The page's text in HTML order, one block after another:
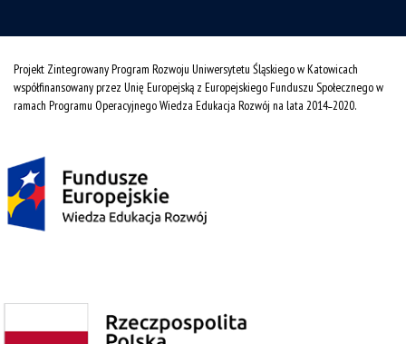
Projekt Zintegrowany Program Rozwoju Uniwersytetu Śląskiego w Katowicach
współfinansowany przez Unię Europejską z Europejskiego Funduszu Społecznego w
ramach Programu Operacyjnego Wiedza Edukacja Rozwój na lata 2014˗2020.